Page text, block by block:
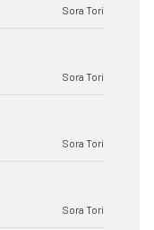
Sora Tori
Sora Tori
Sora Tori
Sora Tori